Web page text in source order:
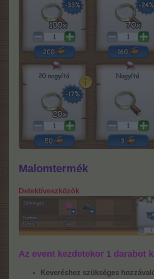
Malomtermék
Detektíveszközök
Az event kezdetekor 1 darabot
Keveréshez szükséges